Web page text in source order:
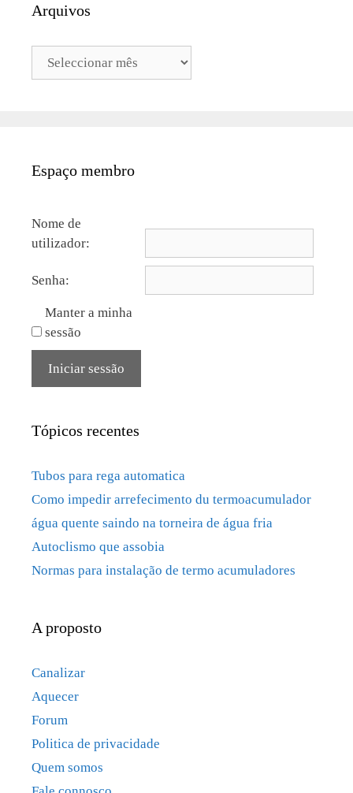
Arquivos
Arquivos
Espaço membro
Nome de
utilizador:
Senha:
Manter a minha
sessão
Iniciar sessão
Tópicos recentes
Tubos para rega automatica
Como impedir arrefecimento du termoacumulador
água quente saindo na torneira de água fria
Autoclismo que assobia
Normas para instalação de termo acumuladores
A proposto
Canalizar
Aquecer
Forum
Politica de privacidade
Quem somos